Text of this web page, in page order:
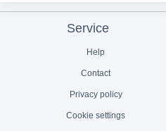
Service
Help
Contact
Privacy policy
Cookie settings